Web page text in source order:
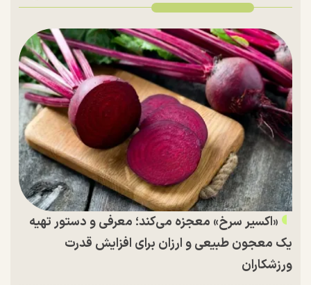
«اکسیر سرخ» معجزه می‌کند؛ معرفی و دستور تهیه
یک معجون طبیعی و ارزان برای افزایش قدرت
ورزشکاران